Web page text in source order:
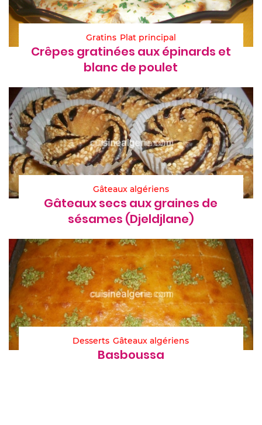
Gratins Plat principal
Crêpes gratinées aux épinards et
blanc de poulet
Gâteaux algériens
Gâteaux secs aux graines de
sésames (Djeldjlane)
Desserts Gâteaux algériens
Basboussa